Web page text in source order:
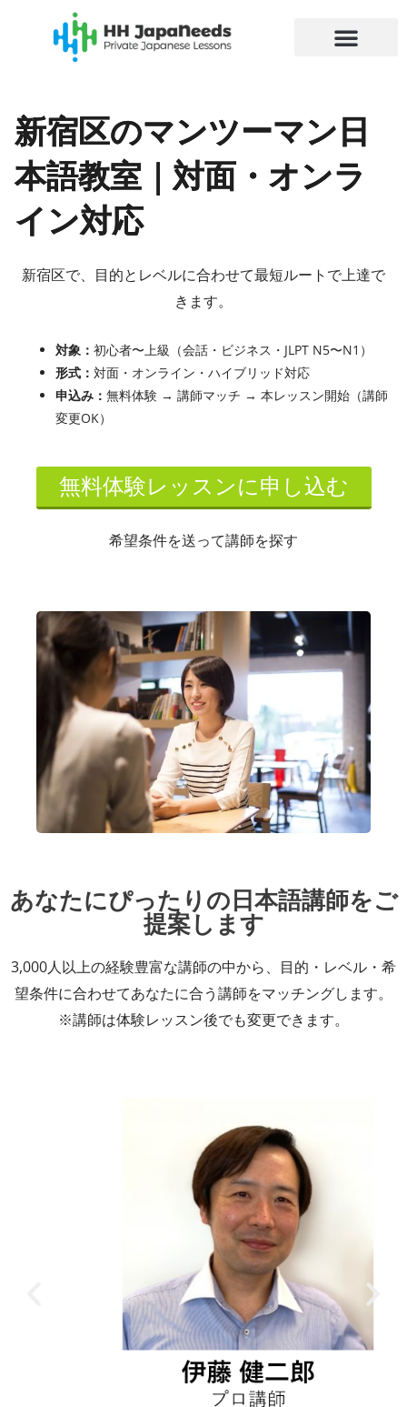
新宿区のマンツーマン日
本語教室｜対面・オンラ
イン対応
新宿区で、目的とレベルに合わせて最短ルートで上達で
きます。
対象：初心者〜上級（会話・ビジネス・JLPT N5〜N1）
形式：対面・オンライン・ハイブリッド対応
申込み：無料体験 → 講師マッチ → 本レッスン開始（講師
変更OK）
無料体験レッスンに申し込む
希望条件を送って講師を探す
あなたにぴったりの日本語講師をご
提案します
3,000人以上の経験豊富な講師の中から、目的・レベル・希
望条件に合わせてあなたに合う講師をマッチングします。
※講師は体験レッスン後でも変更できます。